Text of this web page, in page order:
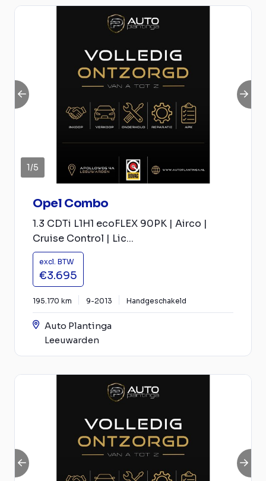
1/5
Opel Combo
1.3 CDTi L1H1 ecoFLEX 90PK | Airco |
Cruise Control | Lic...
excl. BTW
€3.695
195.170 km 9-2013 Handgeschakeld
Auto Plantinga
Leeuwarden